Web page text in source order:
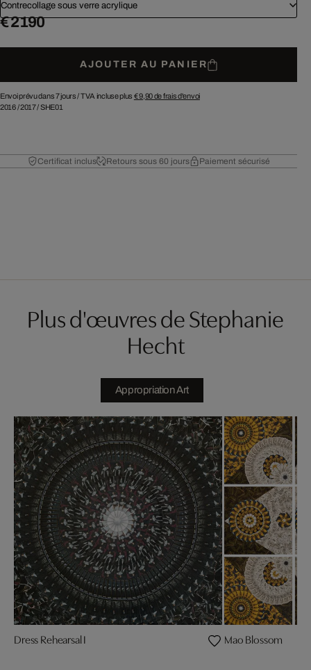
Contrecollage sous verre acrylique
€ 2 190
AJOUTER AU PANIER
Envoi prévu dans 7 jours /TVA incluse plus € 9,90de frais d'envoi
2016/2017/SHE01
Certificat inclus Retours sous 60 jours Paiement sécurisé
Plus d'œuvres de Stephanie
Hecht
Appropriation Art
Dress Rehearsal I Mao Blossom